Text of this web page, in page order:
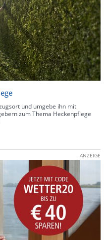
und umgebe ihn mit
zum Thema Heckenpflege
ANZEIGE